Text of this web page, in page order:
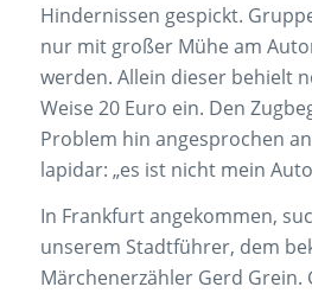
Hindernissen gespickt.
nur mit großer Mühe am
werden. Allein dieser behielt
Weise 20 Euro ein. Den
Problem hin angesprochen
lapidar: „es ist nicht mein
In Frankfurt angekommen,
unserem Stadtführer, dem
Märchenerzähler Gerd Grein.